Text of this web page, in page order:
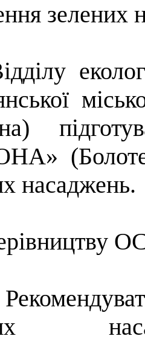
зелених
насаджень.